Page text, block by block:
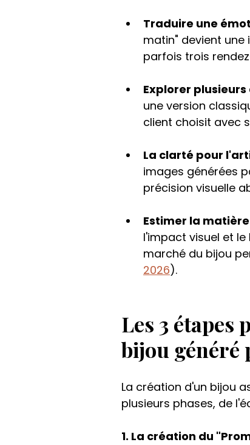
Traduire une
matin" devient une
parfois trois
Explorer
une version
client choisit avec
La clarté pour
images générées
précision visuelle
Estimer la matière
l'impact visuel et
marché du bijou
2026).
Les 3 étapes
bijou généré
La création d'un bijou
plusieurs phases, de
1. La création du